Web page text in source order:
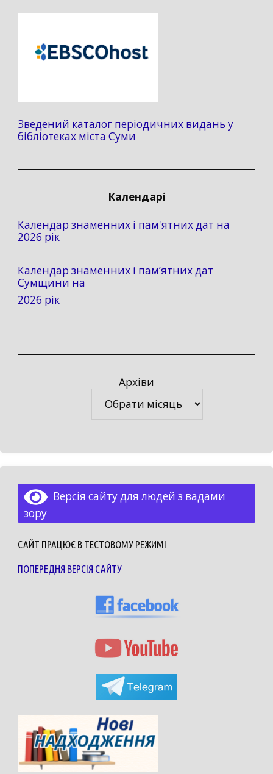
Зведений каталог періодичних видань у
бібліотеках міста Суми
Календарі
Календар знаменних і пам'ятних дат на
2026 рік
Календар знаменних і пам’ятних дат
Сумщини на
2026 рік
Архіви
Версія сайту для людей з вадами
зору
САЙТ ПРАЦЮЄ В ТЕСТОВОМУ РЕЖИМІ
ПОПЕРЕДНЯ ВЕРСІЯ САЙТУ